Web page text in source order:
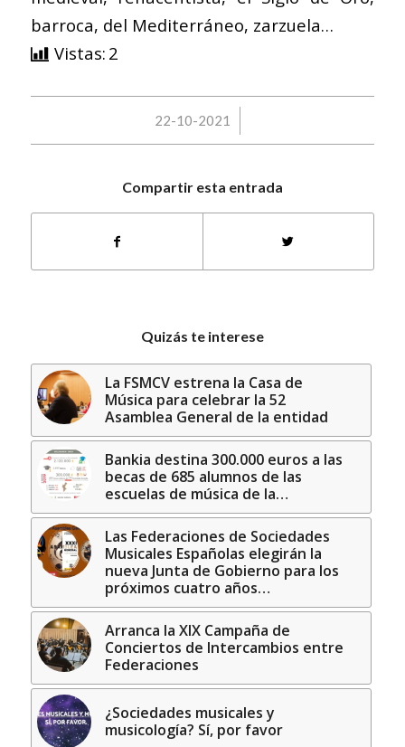
barroca, del Mediterráneo, zarzuela…
Vistas: 2
22-10-2021
/
Compartir esta entrada
Quizás te interese
La FSMCV estrena la Casa de
Música para celebrar la 52
Asamblea General de la entidad
Bankia destina 300.000 euros a las
becas de 685 alumnos de las
escuelas de música de la…
Las Federaciones de Sociedades
Musicales Españolas elegirán la
nueva Junta de Gobierno para los
próximos cuatro años…
Arranca la XIX Campaña de
Conciertos de Intercambios entre
Federaciones
¿Sociedades musicales y
musicología? Sí, por favor